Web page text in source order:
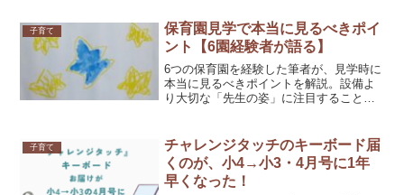
子育て
保育園見学で本当に見るべきポイ
ント【6園経験者が語る】
6つの保育園を経験した筆者が、見学時に
本当に見るべきポイントを解説。設備よ
り大切な「先生の姿」に注目すること
子育て
チャレンジタッチのキーボード届
くのが、小4→小3・4月号に1年
早くなった！